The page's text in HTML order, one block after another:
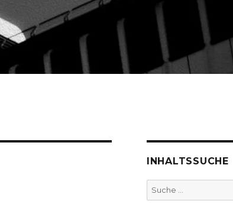
INHALTSSUCHE
Suche
nach: